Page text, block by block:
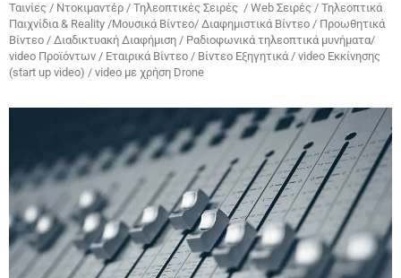
Ταινίες / Ντοκιμαντέρ / Τηλεοπτικές Σειρές / Web Σειρές / Τηλεοπτικά
Παιχνίδια & Reality /Μουσικά Βίντεο/ Διαφημιστικά Βίντεο / Προωθητικά
Βίντεο / Διαδικτυακή Διαφήμιση / Ραδιοφωνικά τηλεοπτικά μυνήματα/
video Προϊόντων / Εταιρικά Βίντεο / Βίντεο Εξηγητικά / video Εκκίνησης
(start up video) / video με χρήση Drone